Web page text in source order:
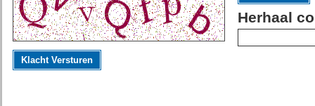
Herhaal
Klacht Versturen